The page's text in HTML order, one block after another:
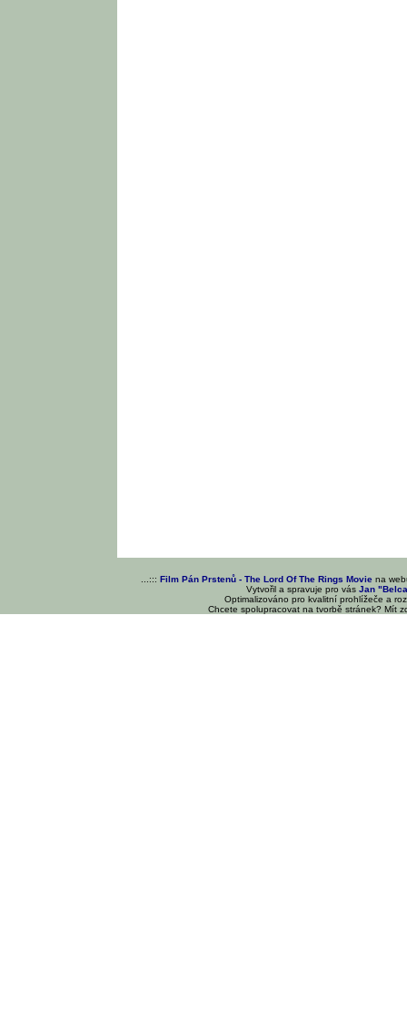
...::: Film Pán Prstenů - The Lord Of The Rings Movie na
Vytvořil a spravuje pro vásJan
Optimalizováno pro kvalitní prohlížeče a
Chcete spolupracovat na tvorbě stránek? Mít